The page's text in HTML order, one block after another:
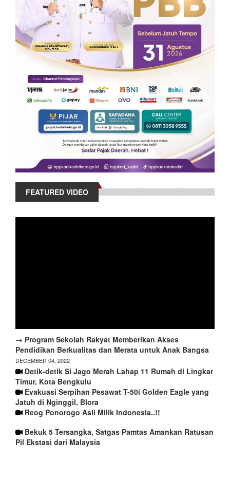
FEATURED VIDEO
→ Program Sekolah Rakyat Memberikan Akses
Pendidikan Berkualitas dan Merata untuk Anak Bangsa
DECEMBER 04, 2022
Detik-detik Si Jago Merah Lahap 11 Rumah di Lingkar
Timur, Kota Bengkulu
Evakuasi Serpihan Pesawat T-50i Golden Eagle yang
Jatuh di Nginggil, Blora
Reog Ponorogo Asli Milik Indonesia..!!
Bekuk 5 Tersangka, Satgas Pamtas Amankan Ratusan
Pil Ekstasi dari Malaysia